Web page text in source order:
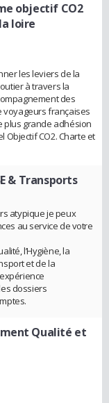
objectif CO2
loire
les leviers de la
à travers la
des
voyageurs françaises
plus grande adhésion
Objectif CO2. Charte et
& Transports
atypique je peux
au service de votre
l’Hygiène, la
et de la
dossiers
Qualité et